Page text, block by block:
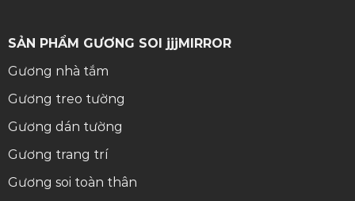
SẢN PHẨM GƯƠNG SOI jjjMIRROR
Gương nhà tắm
Gương treo tường
Gương dán tường
Gương trang trí
Gương soi toàn thân